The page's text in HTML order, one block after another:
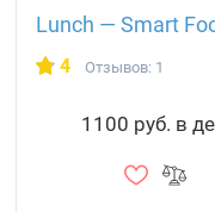
Lunch — Smart
4 Отзывов: 1
1100 руб. в